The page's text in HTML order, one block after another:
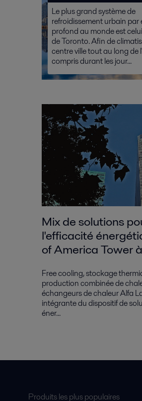
Le plus grand système de
refroidissement urbain par
profond au monde est
de Toronto. Afin de
centre ville tout au long de
compris durant les jour...
Mix de solutions
l'efficacité
of America Tower
Free cooling, stockage
production combinée de
échangeurs de chaleur Alfa
intégrante du dispositif de
éner...
Produits les plus populaires